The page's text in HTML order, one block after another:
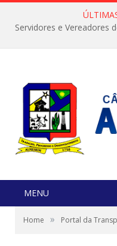
MENU
Home » Portal da